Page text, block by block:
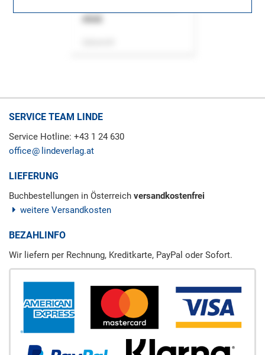
SERVICE TEAM LINDE
Service Hotline: +43 1 24 630
office
lindeverlag.at
LIEFERUNG
Buchbestellungen in Österreich versandkostenfrei
weitere Versandkosten
BEZAHLINFO
Wir liefern per Rechnung, Kreditkarte, PayPal oder Sofort.